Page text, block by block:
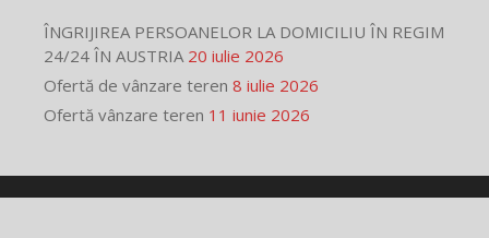
ÎNGRIJIREA PERSOANELOR LA DOMICILIU ÎN REGIM
24/24 ÎN AUSTRIA 20 iulie 2026
Ofertă de vânzare teren 8 iulie 2026
Ofertă vânzare teren 11 iunie 2026